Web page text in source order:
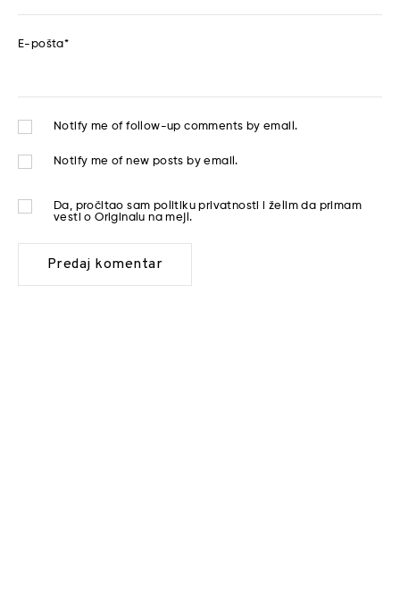
E-pošta*
Notify me of follow-up comments by email.
Notify me of new posts by email.
Da, pročitao sam politiku privatnosti
i želim da primam
vesti o Originalu na mejl.